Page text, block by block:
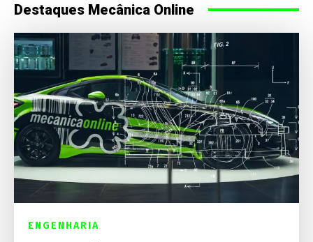
Destaques Mecânica Online
ENGENHARIA